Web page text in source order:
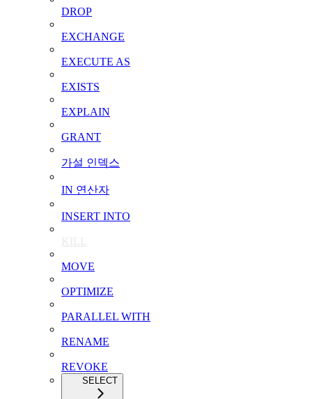
DROP
EXCHANGE
EXECUTE AS
EXISTS
EXPLAIN
GRANT
가설 인덱스
IN 연산자
INSERT INTO
KILL
MOVE
OPTIMIZE
PARALLEL WITH
RENAME
REVOKE
SELECT